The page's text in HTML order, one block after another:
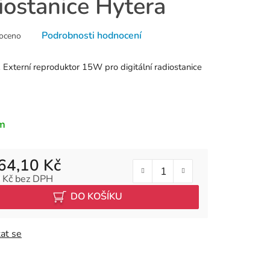
Hytera
Podrobnosti hodnocení
Externí reproduktor 15W pro digitální radiostanice
Kč
bez DPH
DO KOŠÍKU
se